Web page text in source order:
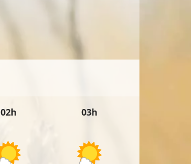
02h 03h